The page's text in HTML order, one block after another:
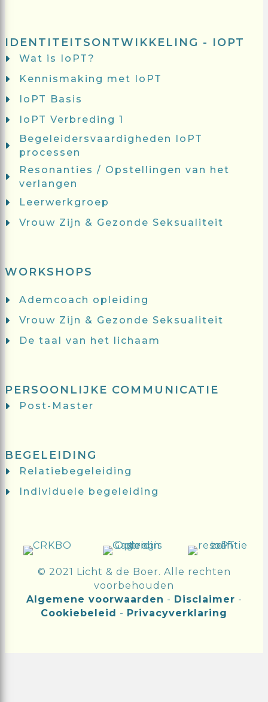
IDENTITEITSONTWIKKELING - IOPT
Wat is IoPT?
Kennismaking met IoPT
IoPT Basis
IoPT Verbreding 1
Begeleidersvaardigheden IoPT
processen
Resonanties / Opstellingen van het
verlangen
Leerwerkgroep
Vrouw Zijn & Gezonde Seksualiteit
WORKSHOPS
Ademcoach opleiding
Vrouw Zijn & Gezonde Seksualiteit
De taal van het lichaam
PERSOONLIJKE COMMUNICATIE
Post-Master
BEGELEIDING
Relatiebegeleiding
Individuele begeleiding
© 2021 Licht & de Boer. Alle rechten
voorbehouden
Algemene voorwaarden - Disclaimer -
Cookiebeleid - Privacyverklaring